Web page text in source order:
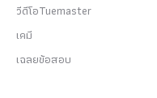
วีดีโอTuemaster
เคมี
เฉลยข้อสอบ